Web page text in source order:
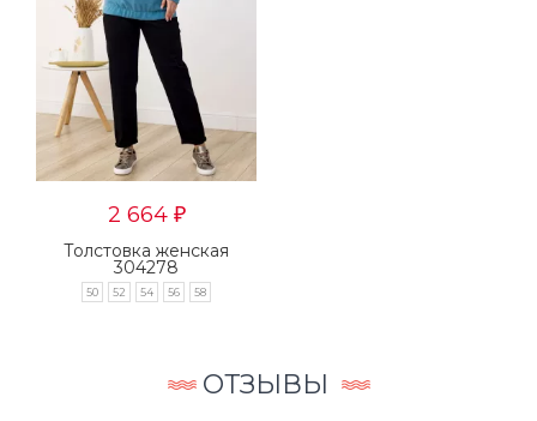
2 664 ₽
Толстовка женская
304278
50 52 54 56 58
ОТЗЫВЫ